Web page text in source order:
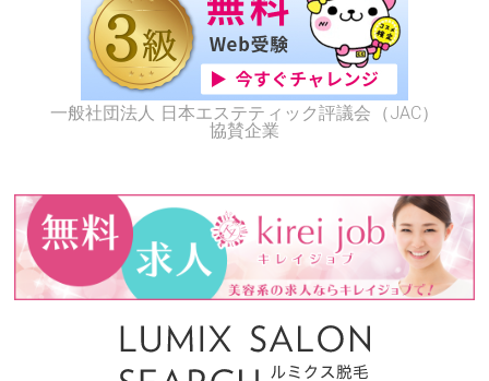
一般社団法人 日本エステティック評議会（JAC）
協賛企業